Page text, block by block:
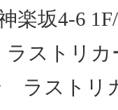
楽坂4-6
ストリ
ラスト